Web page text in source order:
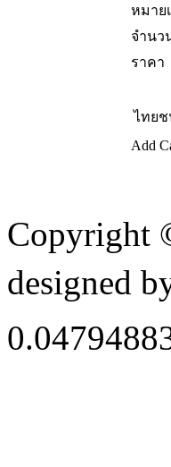
หมาย
จำนว
ราคา
ไทยช
Add
Copyright
designed